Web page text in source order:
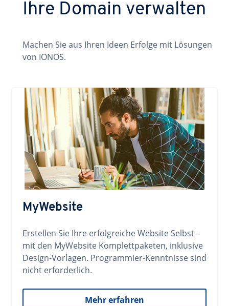
Ihre Domain verwalten
Machen Sie aus Ihren Ideen Erfolge mit Lösungen
von IONOS.
MyWebsite
Erstellen Sie Ihre erfolgreiche Website Selbst -
mit den MyWebsite Komplettpaketen, inklusive
Design-Vorlagen. Programmier-Kenntnisse sind
nicht erforderlich.
Mehr erfahren